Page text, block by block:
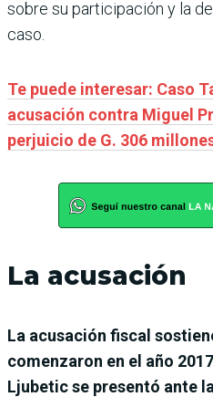
sobre su participación y la
caso.
Te puede interesar: Caso
acusación contra Miguel
perjuicio de G. 306
La acusación
La acusación fiscal
comenzaron en el año
Ljubetic se presentó ante